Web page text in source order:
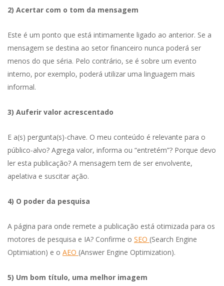
2) Acertar com o tom da mensagem
Este é um ponto que está intimamente ligado ao anterior. Se a
mensagem se destina ao setor financeiro nunca poderá ser
menos do que séria. Pelo contrário, se é sobre um evento
interno, por exemplo, poderá utilizar uma linguagem mais
informal.
3) Auferir valor acrescentado
E a(s) pergunta(s)-chave. O meu conteúdo é relevante para o
público-alvo? Agrega valor, informa ou “entretém”? Porque devo
ler esta publicação? A mensagem tem de ser envolvente,
apelativa e suscitar ação.
4) O poder da pesquisa
A página para onde remete a publicação está otimizada para os
motores de pesquisa e IA? Confirme o SEO (Search Engine
Optimiation) e o AEO (Answer Engine Optimization).
5) Um bom título, uma melhor imagem